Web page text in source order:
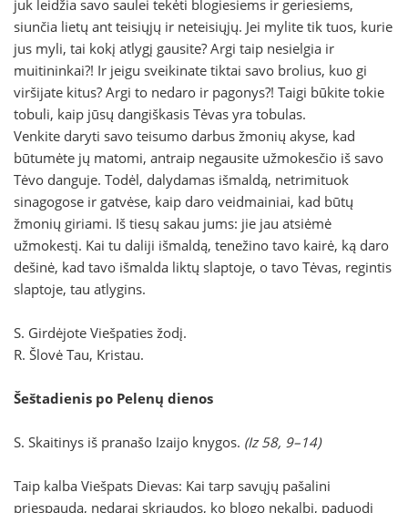
juk leidžia savo saulei tekėti blogiesiems ir geriesiems,
siunčia lietų ant teisiųjų ir neteisiųjų. Jei mylite tik tuos, kurie
jus myli, tai kokį atlygį gausite? Argi taip nesielgia ir
muitininkai?! Ir jeigu sveikinate tiktai savo brolius, kuo gi
viršijate kitus? Argi to nedaro ir pagonys?! Taigi būkite tokie
tobuli, kaip jūsų dangiškasis Tėvas yra tobulas.
Venkite daryti savo teisumo darbus žmonių akyse, kad
būtumėte jų matomi, antraip negausite užmokesčio iš savo
Tėvo danguje. Todėl, dalydamas išmaldą, netrimituok
sinagogose ir gatvėse, kaip daro veidmainiai, kad būtų
žmonių giriami. Iš tiesų sakau jums: jie jau atsiėmė
užmokestį. Kai tu daliji išmaldą, tenežino tavo kairė, ką daro
dešinė, kad tavo išmalda liktų slaptoje, o tavo Tėvas, regintis
slaptoje, tau atlygins.
S. Girdėjote Viešpaties žodį.
R. Šlovė Tau, Kristau.
Šeštadienis po Pelenų dienos
S. Skaitinys iš pranašo Izaijo knygos. (Iz 58, 9–14)
Taip kalba Viešpats Dievas: Kai tarp savųjų pašalini
priespaudą, nedarai skriaudos, ko blogo nekalbi, paduodi